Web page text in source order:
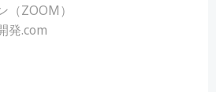
（ZOOM）
発.com